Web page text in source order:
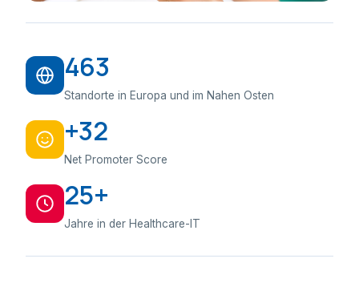
463
Standorte in Europa und im Nahen Osten
+32
Net Promoter Score
25+
Jahre in der Healthcare-IT